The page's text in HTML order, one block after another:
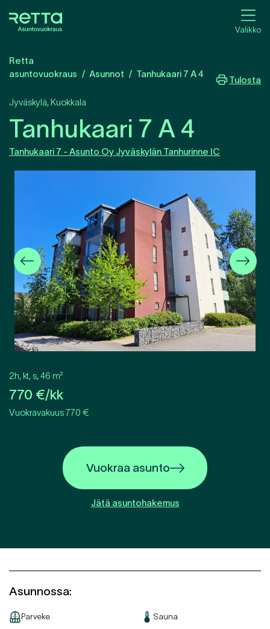
Valikko
Retta
asuntovuokraus
Asunnot Tanhukaari 7 A 4
Tulosta
Jyväskylä, Kuokkala
Tanhukaari 7 A 4
Tanhukaari 7 - Asunto Oy Jyväskylän Tanhurinne IC
2h, kt, s,46 m²
770 €/kk
Vuokravakuus 770 €
Vuokraa asunto
Jätä asuntohakemus
Asunnossa:
Parveke
Sauna